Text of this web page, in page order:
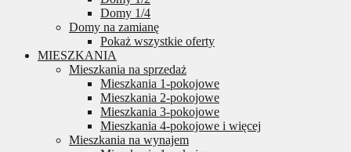
Domy 1/4
Domy na zamianę
Pokaż wszystkie oferty
MIESZKANIA
Mieszkania na sprzedaż
Mieszkania 1-pokojowe
Mieszkania 2-pokojowe
Mieszkania 3-pokojowe
Mieszkania 4-pokojowe i więcej
Mieszkania na wynajem